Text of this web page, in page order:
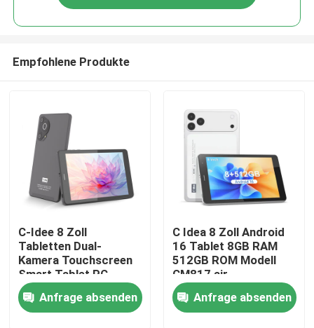
Startseite
Empfohlene Produkte
C-Idee 8 Zoll
Tabletten Dual-
Kamera Touchscreen
Smart Tablet PC
CM828
Anfrage absenden
C Idea 8 Zoll Android
16 Tablet 8GB RAM
512GB ROM Modell
CM817 air
Anfrage absenden